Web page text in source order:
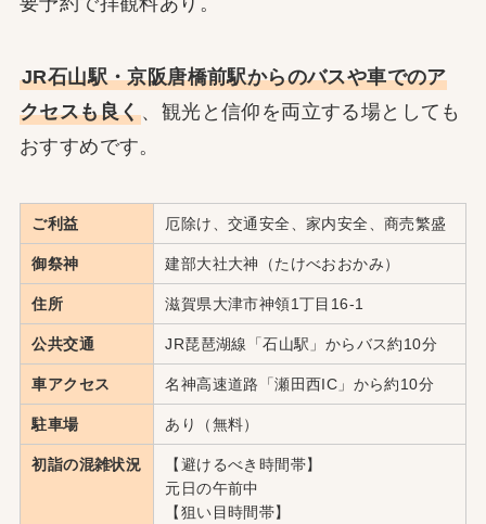
JR石山駅・京阪唐橋前駅からのバスや車でのア
クセスも良く、観光と信仰を両立する場としても
おすすめです。
ご利益 厄除け、交通安全、家内安全、商売繁盛
御祭神 建部大社大神（たけべおおかみ）
住所 滋賀県大津市神領1丁目16-1
公共交通 JR琵琶湖線「石山駅」からバス約10分
車アクセス 名神高速道路「瀬田西IC」から約10分
駐車場 あり（無料）
初詣の混雑状況
【避けるべき時間帯】
元日の午前中
【狙い目時間帯】